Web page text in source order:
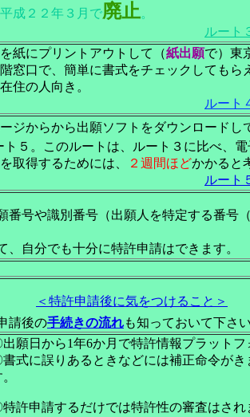
成２２年３月で廃止。
ルート
紙にプリントアウトして（紙出願で）東
窓口で、簡単に書式をチェックしても
住の人向き。
ルート
ジからから出願ソフトをダウンロードし
ト５。このルートは、ルート３に比べ、
取得するためには、
２週間ほどかかると
ルート
号や識別番号（出願人を特定する番号
、自分でも十分に特許申請はできます。
＜特許申請後に気をつけること＞
請後の手続きの流れも知っておいて下さ
出願日から1年6か月で特許情報プラット
書式に誤りあるときなどには補正命令が
特許申請するだけでは特許性の審査はさ